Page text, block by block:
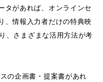
タがあれば、オンラインセ
、情報入力者だけの特典映
、さまざまな活用方法が考
の企画書・提案書があれ